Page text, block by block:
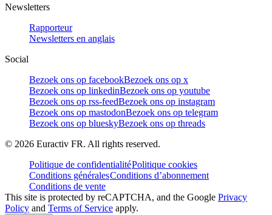
Newsletters
Rapporteur
Newsletters en anglais
Social
Bezoek ons op facebookBezoek ons op x
Bezoek ons op linkedinBezoek ons op youtube
Bezoek ons op rss-feedBezoek ons op instagram
Bezoek ons op mastodonBezoek ons op telegram
Bezoek ons op blueskyBezoek ons op threads
© 2026 Euractiv FR. All rights reserved.
Politique de confidentialitéPolitique cookies
Conditions généralesConditions d’abonnement
Conditions de vente
This site is protected by reCAPTCHA, and the Google Privacy
Policy and Terms of Service apply.